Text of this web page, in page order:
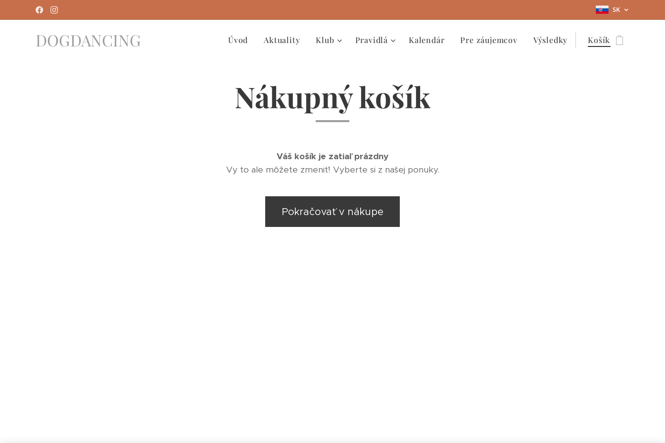
SK
DOGDANCING Úvod Aktuality Klub Pravidlá Kalendár Pre záujemcov Výsledky Košík
Nákupný košík
Váš košík je zatiaľ prázdny
Vy to ale môžete zmeniť! Vyberte si z našej ponuky.
Pokračovať v nákupe